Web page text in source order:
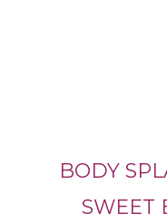
BODY
SWEET